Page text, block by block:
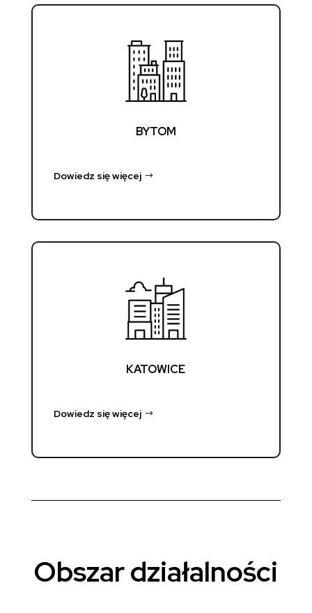
BYTOM
Dowiedz się więcej
KATOWICE
Dowiedz się więcej
Obszar działalności